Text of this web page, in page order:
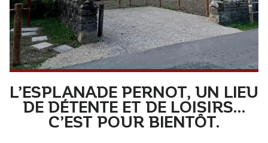
L’ESPLANADE PERNOT, UN LIEU
DE DÉTENTE ET DE LOISIRS…
C’EST POUR BIENTÔT.